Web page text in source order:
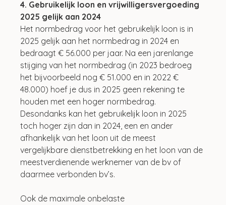
4. Gebruikelijk loon en vrijwilligersvergoeding
2025 gelijk aan 2024
Het normbedrag voor het gebruikelijk loon is in
2025 gelijk aan het normbedrag in 2024 en
bedraagt € 56.000 per jaar. Na een jarenlange
stijging van het normbedrag (in 2023 bedroeg
het bijvoorbeeld nog € 51.000 en in 2022 €
48.000) hoef je dus in 2025 geen rekening te
houden met een hoger normbedrag.
Desondanks kan het gebruikelijk loon in 2025
toch hoger zijn dan in 2024, een en ander
afhankelijk van het loon uit de meest
vergelijkbare dienstbetrekking en het loon van de
meestverdienende werknemer van de bv of
daarmee verbonden bv’s.
Ook de maximale onbelaste